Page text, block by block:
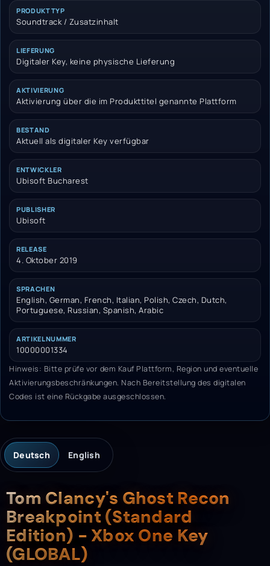
PRODUKTTYP
Soundtrack / Zusatzinhalt
LIEFERUNG
Digitaler Key, keine physische Lieferung
AKTIVIERUNG
Aktivierung über die im Produkttitel genannte Plattform
BESTAND
Aktuell als digitaler Key verfügbar
ENTWICKLER
Ubisoft Bucharest
PUBLISHER
Ubisoft
RELEASE
4. Oktober 2019
SPRACHEN
English, German, French, Italian, Polish, Czech, Dutch,
Portuguese, Russian, Spanish, Arabic
ARTIKELNUMMER
10000001334
Hinweis: Bitte prüfe vor dem Kauf Plattform, Region und eventuelle
Aktivierungsbeschränkungen. Nach Bereitstellung des digitalen
Codes ist eine Rückgabe ausgeschlossen.
Deutsch English
Beschreibung
Tom Clancy's Ghost Recon
Breakpoint (Standard
Edition) - Xbox One Key
(GLOBAL)